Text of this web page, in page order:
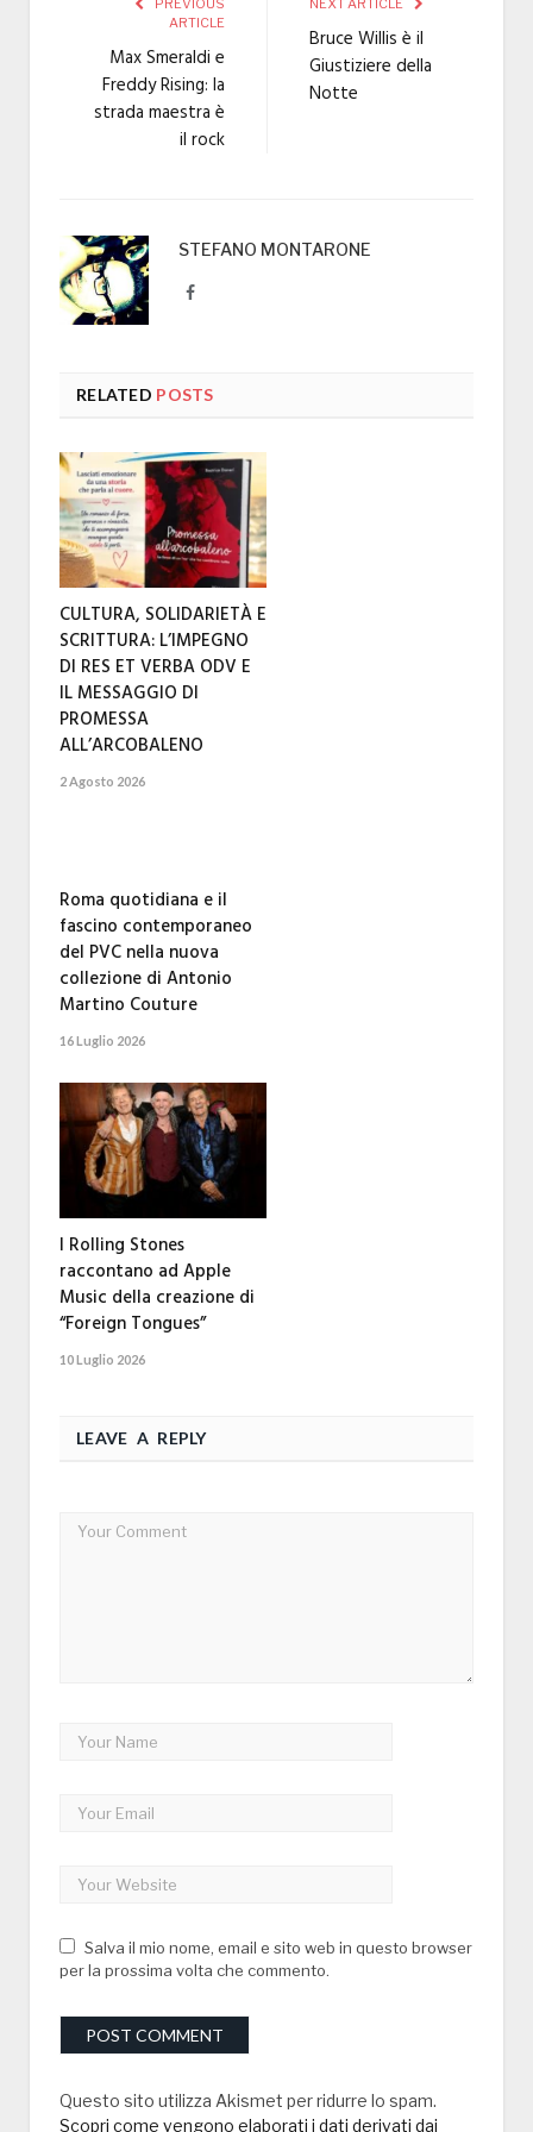
PREVIOUS
ARTICLE
Max Smeraldi e
Freddy Rising: la
strada maestra è
il rock
NEXT ARTICLE
Bruce Willis è il
Giustiziere della
Notte
STEFANO MONTARONE
Facebook
RELATED POSTS
CULTURA, SOLIDARIETÀ E
SCRITTURA: L’IMPEGNO
DI RES ET VERBA ODV E
IL MESSAGGIO DI
PROMESSA
ALL’ARCOBALENO
2 Agosto 2026
Roma quotidiana e il
fascino contemporaneo
del PVC nella nuova
collezione di Antonio
Martino Couture
16 Luglio 2026
I Rolling Stones
raccontano ad Apple
Music della creazione di
“Foreign Tongues”
10 Luglio 2026
LEAVE A REPLY
Salva il mio nome, email e sito web in questo browser
per la prossima volta che commento.
Questo sito utilizza Akismet per ridurre lo spam.
Scopri come vengono elaborati i dati derivati dai